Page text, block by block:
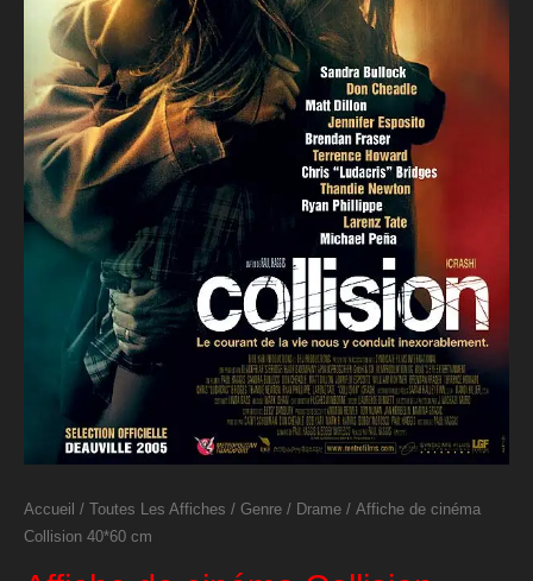
Accueil / Toutes Les Affiches / Genre / Drame / Affiche de cinéma
Collision 40*60 cm